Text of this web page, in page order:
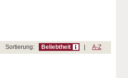
Sortierung: Beliebtheit A-Z